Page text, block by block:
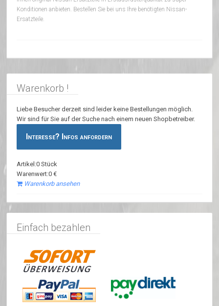
Konditionen anbieten. Bestellen Sie bei uns Ihre benötigten Nissan-
Ersatzteile.
Warenkorb !
Liebe Besucher derzeit sind leider keine Bestellungen möglich.
Wir sind für Sie auf der Suche nach einem neuen Shopbetreiber.
Interesse? Infos anfordern
Artikel:0 Stück
Warenwert:0 €
Warenkorb ansehen
Einfach bezahlen